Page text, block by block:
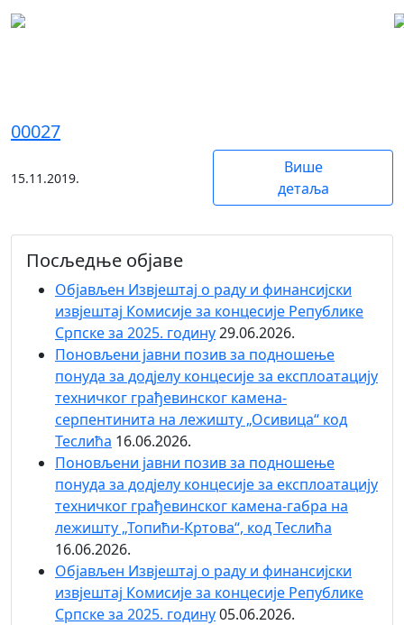
00027
15.11.2019.
Више
детаља
Посљедње објаве
Објaвљен Извјештај о раду и финансијски
извјештај Комисије за концесије Републике
Српске за 2025. годину29.06.2026.
Поновљени јавни позив за подношење
понуда за додјелу концесије за експлоатацију
техничког грађевинског камена-
серпентинита на лежишту „Осивица“ код
Теслића 16.06.2026.
Поновљени јавни позив за подношење
понуда за додјелу концесије за експлоатацију
техничког грађевинског камена-габра на
лежишту „Топићи-Кртова“, код Теслића
16.06.2026.
Објaвљен Извјештај о раду и финансијски
извјештај Комисије за концесије Републике
Српске за 2025. годину05.06.2026.